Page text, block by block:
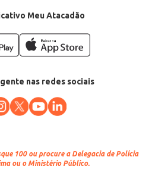
Meu Atacadão
nas redes sociais
100 ou procure a Delegacia de Polícia
ou o Ministério Público.